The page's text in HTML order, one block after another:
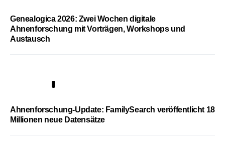
Genealogica 2026: Zwei Wochen digitale
Ahnenforschung mit Vorträgen, Workshops und
Austausch
Ahnenforschung-Update: FamilySearch veröffentlicht 18
Millionen neue Datensätze